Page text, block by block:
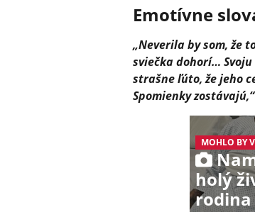
Emotívne
„Neverila by som, že
sviečka dohorí…
strašne ľúto, že jeho
Spomienky zostávajú,“
MOHLO BY
holý
rodina